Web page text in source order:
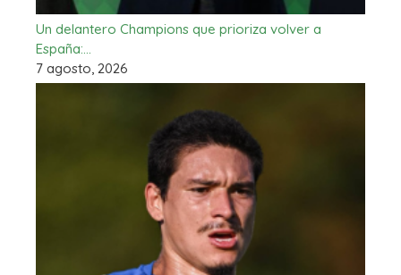
Un delantero Champions que prioriza volver a
España:…
7 agosto, 2026